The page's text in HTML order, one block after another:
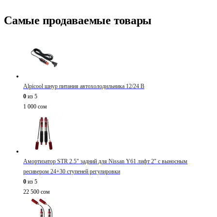
Самые продаваемые товары
Alpicool шнур питания автохолодильника 12/24 В
0 из 5
1 000 сом
Амортизатор STR 2.5" задний для Nissan Y61 лифт 2" с выносным
ресивером 24+30 ступеней регулировки
0 из 5
22 500 сом